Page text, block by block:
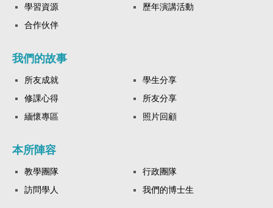
學習資源
歷年演講活動
合作伙伴
我們的故事
所友成就
學生分享
修課心得
所友分享
緬懷專區
照片回顧
本所陣容
教學團隊
行政團隊
訪問學人
我們的博士生